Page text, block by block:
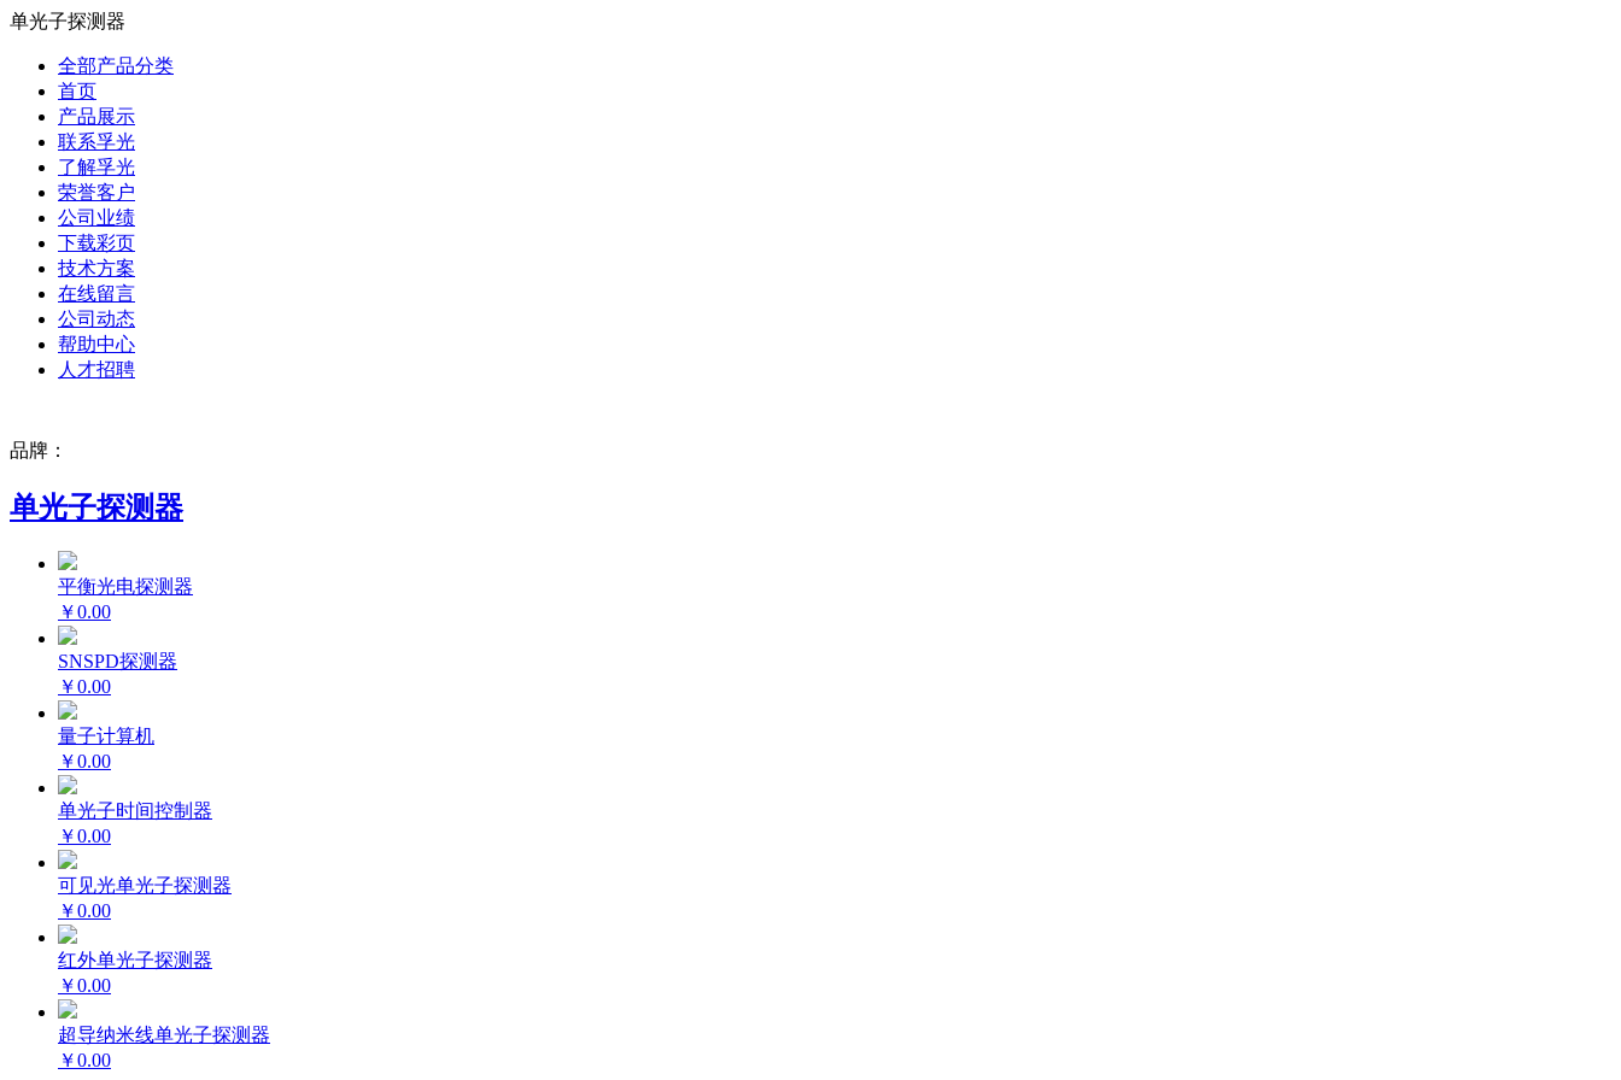
单光子探测器
全部产品分类
首页
产品展示
联系孚光
了解孚光
荣誉客户
公司业绩
下载彩页
技术方案
在线留言
公司动态
帮助中心
人才招聘
品牌：
单光子探测器
平衡光电探测器
￥0.00
SNSPD探测器
￥0.00
量子计算机
￥0.00
单光子时间控制器
￥0.00
可见光单光子探测器
￥0.00
红外单光子探测器
￥0.00
超导纳米线单光子探测器
￥0.00